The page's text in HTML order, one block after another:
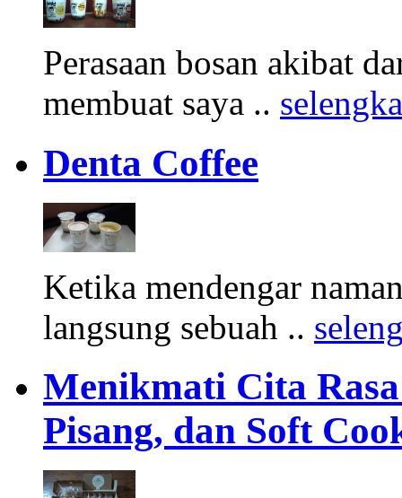
Perasaan bosan akibat
membuat saya ..
Denta Coffee
Ketika mendengar
langsung sebuah ..
Menikmati Cita
Pisang, dan Soft